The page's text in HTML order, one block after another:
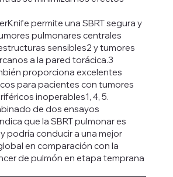
permite una SBRT segura y
pulmonares centrales
sensibles2 y tumores
a la pared torácica.3
proporciona excelentes
para pacientes con tumores
inoperables1, 4, 5.
de dos ensayos
que la SBRT pulmonar es
podría conducir a una mejor
en comparación con la
de pulmón en etapa temprana